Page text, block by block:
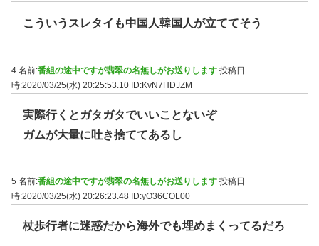
こういうスレタイも中国人韓国人が立ててそう
4 名前:番組の途中ですが翡翠の名無しがお送りします 投稿日
時:2020/03/25(水) 20:25:53.10 ID:KvN7HDJZM
実際行くとガタガタでいいことないぞ
ガムが大量に吐き捨ててあるし
5 名前:番組の途中ですが翡翠の名無しがお送りします 投稿日
時:2020/03/25(水) 20:26:23.48 ID:yO36COL00
杖歩行者に迷惑だから海外でも埋めまくってるだろ